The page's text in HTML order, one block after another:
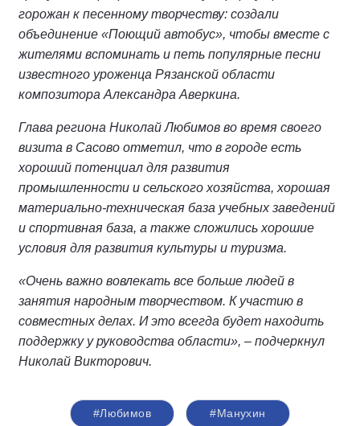
горожан к песенному творчеству: создали
объединение «Поющий автобус», чтобы вместе с
жителями вспоминать и петь популярные песни
известного уроженца Рязанской области
композитора Александра Аверкина.
Глава региона Николай Любимов во время своего
визита в Сасово отметил, что в городе есть
хороший потенциал для развития
промышленности и сельского хозяйства, хорошая
материально-техническая база учебных заведений
и спортивная база, а также сложились хорошие
условия для развития культуры и туризма.
«Очень важно вовлекать все больше людей в
занятия народным творчеством. К участию в
совместных делах. И это всегда будет находить
поддержку у руководства области», – подчеркнул
Николай Викторович.
#Любимов #Манухин